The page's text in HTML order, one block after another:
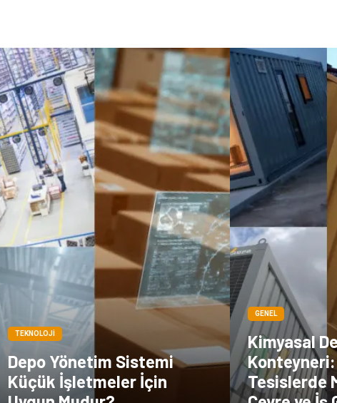
TEKNOLOJI
Depo Yönetim Sistemi
Küçük İşletmeler İçin
GENEL
Kimyasal
Tesislerde